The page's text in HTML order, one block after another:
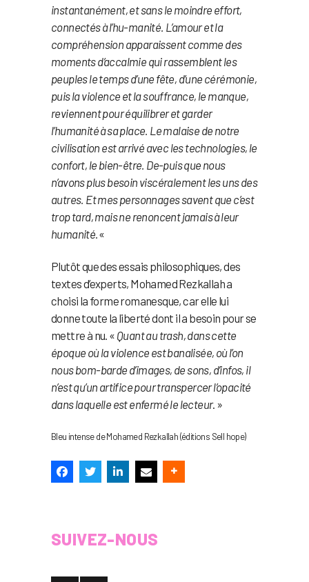
instantanément, et sans le moindre effort,
connectés à l’hu-manité. L’amour et la
compréhension apparaissent comme des
moments d’accalmie qui rassemblent les
peuples le temps d’une fête, d’une cérémonie,
puis la violence et la souffrance, le manque,
reviennent pour équilibrer et garder
l’humanité à sa place. Le malaise de notre
civilisation est arrivé avec les technologies, le
confort, le bien-être. De-puis que nous
n’avons plus besoin viscéralement les uns des
autres. Et mes personnages savent que c’est
trop tard, mais ne renoncent jamais à leur
humanité. «
Plutôt que des essais philosophiques, des
textes d’experts, Mohamed Rezkallah a
choisi la forme romanesque, car elle lui
donne toute la liberté dont il a besoin pour se
mettre à nu. « Quant au trash, dans cette
époque où la violence est banalisée, où l’on
nous bom-barde d’images, de sons, d’infos, il
n’est qu’un artifice pour transpercer l’opacité
dans laquelle est enfermé le lecteur. »
Bleu intense de Mohamed Rezkallah (éditions Sell hope)
SUIVEZ-NOUS